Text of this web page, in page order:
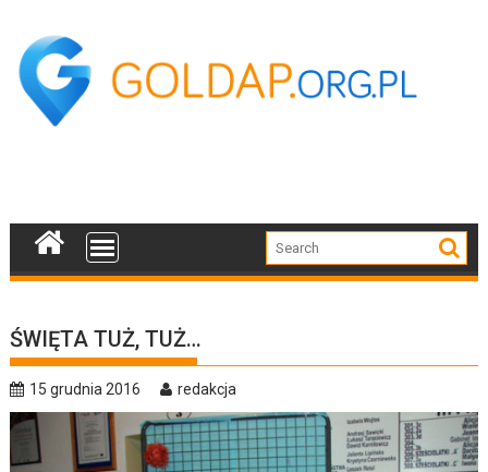
content
ŚWIĘTA TUŻ, TUŻ…
15 grudnia 2016 redakcja